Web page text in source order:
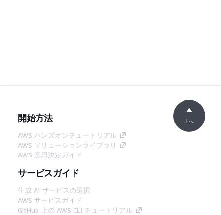
開始方法
AWS ハンズオンチュートリアル
AWS ソリューションライブラリ
AWS 意思決定ガイド
サービスガイド
生成 AI サービスの選択
AWS サービスガイド
GitHub 上の AWS CLI チュートリアル
上へ